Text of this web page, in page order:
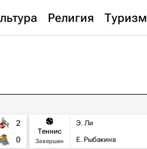
Религия Туризм
2
0
Теннис
Завершен
Э. Ли
Е. Рыбакина